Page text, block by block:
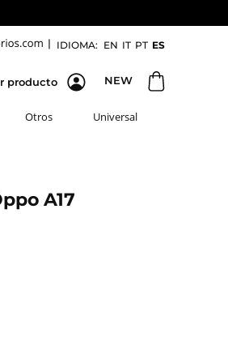
IDIOMA: EN IT PT ES
|
NEW
producto
Otros Universal
A17